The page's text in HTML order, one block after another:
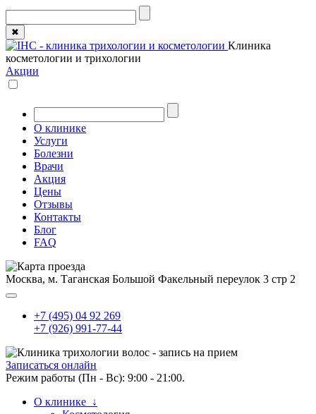
✖
Клиника
косметологии и трихологии
Акции
О клинике
Услуги
Болезни
Врачи
Акция
Цены
Отзывы
Контакты
Блог
FAQ
Москва, м. Таганская Большой Факельный переулок 3 стр 2
+7 (495) 04 92 269
+7 (926) 991-77-44
Записаться онлайн
Режим работы (Пн - Вс): 9:00 - 21:00.
О клинике ↓